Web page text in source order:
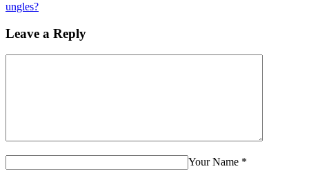
ungles?
Leave a Reply
Your Name *